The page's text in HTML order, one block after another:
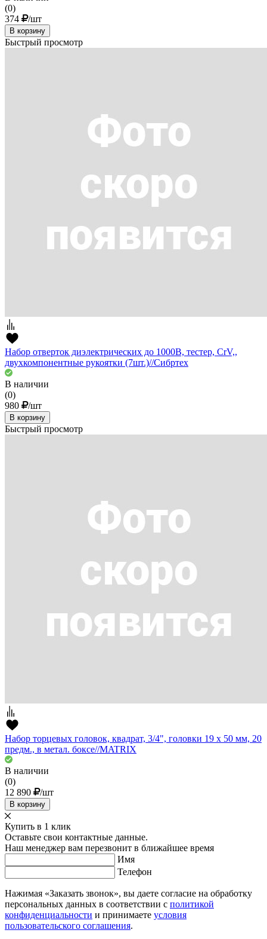
(0)
374
/шт
В корзину
Быстрый просмотр
Набор отверток диэлектрических до 1000В, тестер, CrV,,
двухкомпонентные рукоятки (7шт.)//Сибртех
В наличии
(0)
980
/шт
В корзину
Быстрый просмотр
Набор торцевых головок, квадрат, 3/4", головки 19 х 50 мм, 20
предм., в метал. боксе//MATRIX
В наличии
(0)
12 890
/шт
В корзину
Купить в 1 клик
Оставьте свои контактные данные.
Наш менеджер вам перезвонит в ближайшее время
Имя
Телефон
Нажимая «Заказать звонок», вы даете согласие на обработку
персональных данных в соответствии с политикой
конфиденциальности и принимаете условия
пользовательского соглашения.